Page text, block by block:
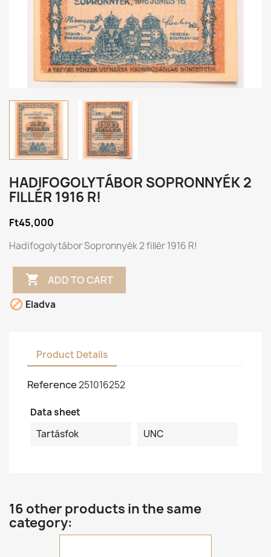
HADIFOGOLYTÁBOR SOPRONNYÉK 2
FILLÉR 1916 R!
Ft45,000
Hadifogolytábor Sopronnyék 2 fillér 1916 R!
 ADD TO CART
 Eladva
Product Details
Reference251016252
Data sheet
Tartásfok
UNC
16 other products in the same
category: